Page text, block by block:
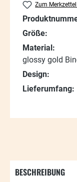
Zum
Größe:
Material:
glossy gold
Design:
Lieferumfang:
BESCHREIBUNG